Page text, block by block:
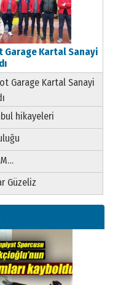
Garage Kartal Sanayi
Garage Kartal Sanayi
hikayeleri
Güzeliz